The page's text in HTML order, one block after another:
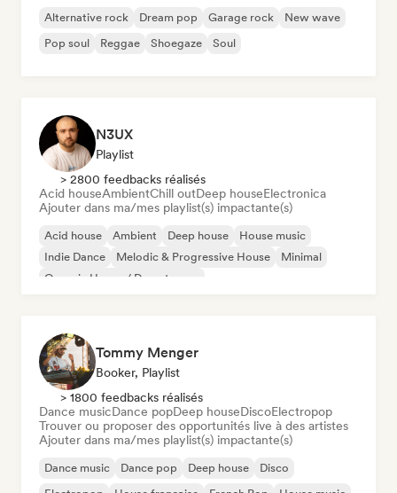
Alternative rock Dream pop Garage rock
New wave
Pop soul
Reggae Shoegaze Soul
N3UX
Playlist
> 2800 feedbacks réalisés
Acid houseAmbientChill outDeep houseElectronica
Ajouter dans ma/mes playlist(s) impactante(s)
Acid house Ambient Deep house
House music
Indie Dance
Melodic & Progressive House
Minimal
Organic House / Downtempo
Tommy Menger
Booker, Playlist
> 1800 feedbacks réalisés
Dance musicDance popDeep houseDiscoElectropop
Trouver ou proposer des opportunités live à des artistes
Ajouter dans ma/mes playlist(s) impactante(s)
Dance music Dance pop Deep house
Disco